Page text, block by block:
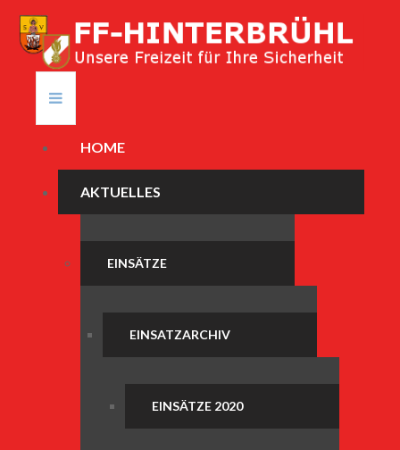
HOME
AKTUELLES
EINSÄTZE
EINSATZARCHIV
EINSÄTZE 2020